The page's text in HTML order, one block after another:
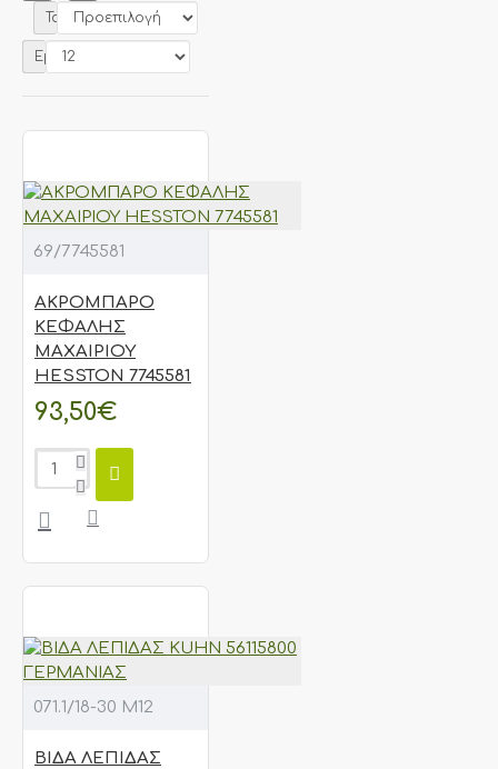
Ταξινόμηση:
Εμφάνιση:
69/7745581
ΑΚΡΟΜΠΑΡΟ
ΚΕΦΑΛΗΣ
ΜΑΧΑΙΡΙΟΥ
HESSTON 7745581
93,50€
071.1/18-30 M12
ΒΙΔΑ ΛΕΠΙΔΑΣ